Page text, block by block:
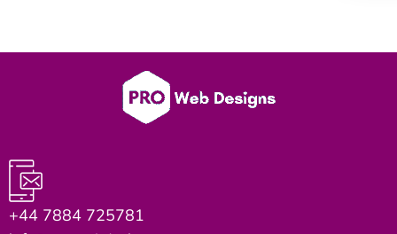
+44 7884 725781